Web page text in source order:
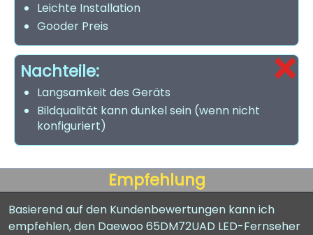
Leichte Installation
Gooder Preis
Nachteile:
Langsamkeit des Geräts
Bildqualität kann dunkel sein (wenn nicht
konfiguriert)
Empfehlung
Basierend auf den Kundenbewertungen kann ich
empfehlen, den Daewoo 65DM72UAD LED-Fernseher